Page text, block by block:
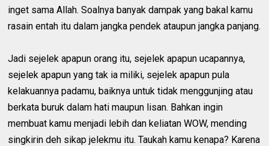
inget sama Allah. Soalnya banyak dampak yang bakal kamu
rasain entah itu dalam jangka pendek ataupun jangka panjang.
Jadi sejelek apapun orang itu, sejelek apapun ucapannya,
sejelek apapun yang tak ia miliki, sejelek apapun pula
kelakuannya padamu, baiknya untuk tidak menggunjing atau
berkata buruk dalam hati maupun lisan. Bahkan ingin
membuat kamu menjadi lebih dan keliatan WOW, mending
singkirin deh sikap jelekmu itu. Taukah kamu kenapa? Karena